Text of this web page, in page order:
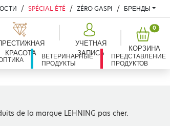
SPÉCIAL ÉTÉ ZÉRO GASPI БРЕНДЫ
КРАСОТА
УЧЕТНАЯ
ЗАПИСЬ
КОРЗИНА
0
ВЕТЕРИНАРНЫЕ
ПРОДУКТЫ
ПРЕДСТАВЛЕНИЕ
ПРОДУКТОВ
de la marque LEHNING pas cher.